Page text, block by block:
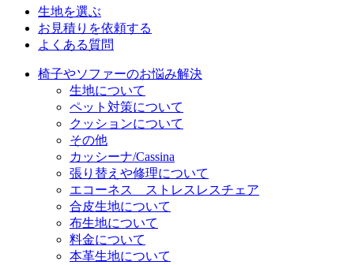
生地を選ぶ
お見積りを依頼する
よくある質問
椅子やソファーのお悩み解決
生地について
ペット対策について
クッションについて
その他
カッシーナ/Cassina
張り替えや修理について
エコーネス ストレスレスチェア
合皮生地について
布生地について
料金について
本革生地について